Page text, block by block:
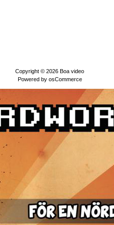
Copyright © 2026 Boa video
Powered by osCommerce